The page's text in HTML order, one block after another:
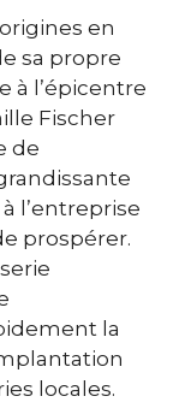
en
sa propre
à l’épicentre
Fischer
de
l’entreprise
prospérer.
la
locales.